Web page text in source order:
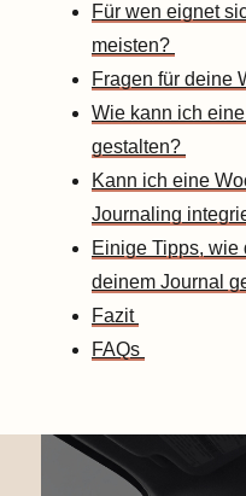
Für wen eignet
meisten?
Fragen für deine
Wie kann ich
gestalten?
Kann ich eine
Journaling
Einige Tipps, wie
deinem Journal
Fazit
FAQs